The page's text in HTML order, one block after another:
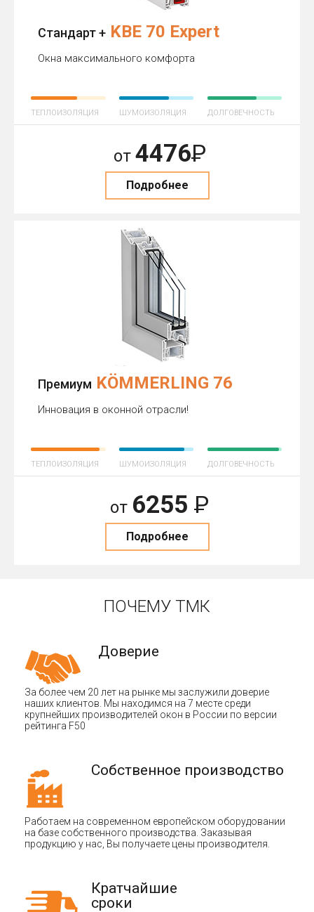
Стандарт + KBE 70 Expert
Окна максимального комфорта
ТЕПЛОИЗОЛЯЦИЯ ШУМОИЗОЛЯЦИЯ ДОЛГОВЕЧНОСТЬ
от 4476Р
Подробнее
Премиум KÖMMERLING 76
Инновация в оконной отрасли!
ТЕПЛОИЗОЛЯЦИЯ ШУМОИЗОЛЯЦИЯ ДОЛГОВЕЧНОСТЬ
от 6255Р
Подробнее
ПОЧЕМУ ТМК
Доверие
За более чем 20 лет на рынке мы заслужили доверие
наших клиентов. Мы находимся на 7 месте среди
крупнейших производителей окон в России по версии
рейтинга F50
Собственное производство
Работаем на современном европейском оборудовании
на базе собственного производства. Заказывая
продукцию у нас, Вы получаете цены производителя.
Кратчайшие
сроки